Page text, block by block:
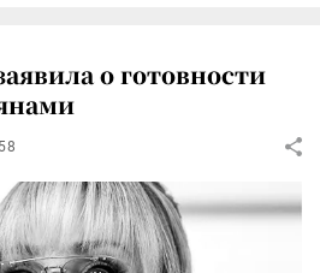
о готовности
58